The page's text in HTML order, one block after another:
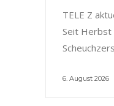
TELE Z
Seit Herbst
6. August 2026